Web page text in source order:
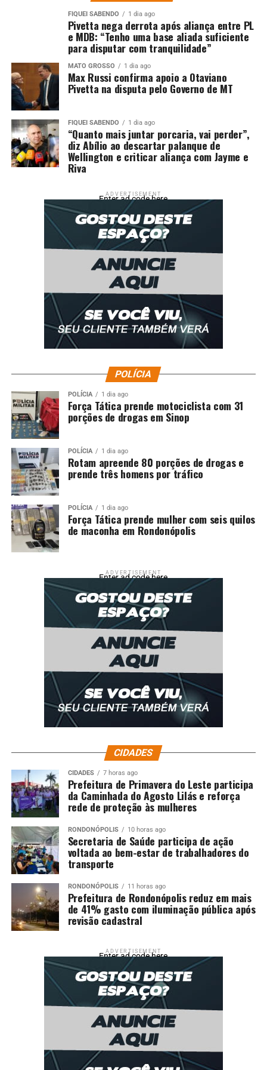
Comentários
RELATED TOPICS: AGOSTO AGRICULTURA
BILHÕES
CARNES
DESTAQUE MAIS PRIMEIRA
QUINZENA
SOMARAM
Governo anuncia pacote de R$ 30 bilhões para apoiar
exportadores afetados pelo tarifaço
DON'T MISS
Governo promete anunciar hoje ajuda de R$ 30 bilhões
FIQUEI SABENDO 1 dia ago
Pivetta nega derrota após aliança entre PL
e MDB: “Tenho uma base aliada suficiente
para disputar com tranquilidade”
MATO GROSSO 1 dia ago
Max Russi confirma apoio a Otaviano
Pivetta na disputa pelo Governo de MT
FIQUEI SABENDO 1 dia ago
“Quanto mais juntar porcaria, vai perder”,
diz Abílio ao descartar palanque de
Wellington e criticar aliança com Jayme e
Riva
ADVERTISEMENT
Enter ad code here
POLÍCIA
POLÍCIA 1 dia ago
Força Tática prende motociclista com 31
porções de drogas em Sinop
POLÍCIA 1 dia ago
Rotam apreende 80 porções de drogas e
prende três homens por tráfico
POLÍCIA 1 dia ago
Força Tática prende mulher com seis quilos
de maconha em Rondonópolis
ADVERTISEMENT
Enter ad code here
CIDADES
CIDADES 7 horas ago
Prefeitura de Primavera do Leste participa
da Caminhada do Agosto Lilás e reforça
rede de proteção às mulheres
RONDONÓPOLIS 10 horas ago
Secretaria de Saúde participa de ação
voltada ao bem-estar de trabalhadores do
transporte
RONDONÓPOLIS 11 horas ago
Prefeitura de Rondonópolis reduz em mais
de 41% gasto com iluminação pública após
revisão cadastral
ADVERTISEMENT
Enter ad code here